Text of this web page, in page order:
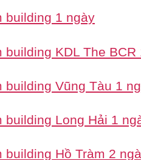
building 1 ngày
building KDL The BCR
building Vũng Tàu 1
building Long Hải 1
building Hồ Tràm 2